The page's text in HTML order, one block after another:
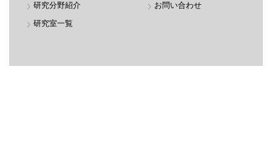
研究分野紹介
研究室一覧
お問い合わせ